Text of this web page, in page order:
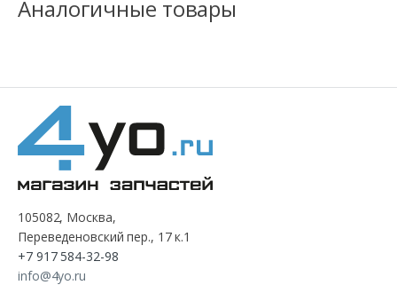
Аналогичные товары
105082, Москва,
Переведеновский пер., 17 к.1
+7 917 584-32-98
info@4yo.ru